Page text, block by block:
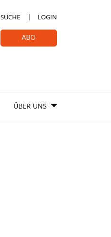
SUCHE LOGIN
ABO
ÜBER UNS